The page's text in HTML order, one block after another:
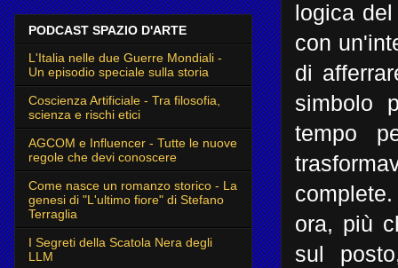
logica
con
di
simbolo
tempo
ora, più
sul
PODCAST SPAZIO D'ARTE
L'Italia nelle due Guerre Mondiali -
Un episodio speciale sulla storia
Coscienza Artificiale - Tra filosofia,
scienza e rischi etici
AGCOM e Influencer - Tutte le nuove
regole che devi conoscere
Come nasce un romanzo storico - La
genesi di "L'ultimo fiore" di Stefano
Terraglia
I Segreti della Scatola Nera degli
LLM